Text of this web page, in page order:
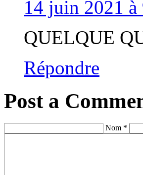
14 juin 2021
QUELQUE
Répondre
Post a
Nom *